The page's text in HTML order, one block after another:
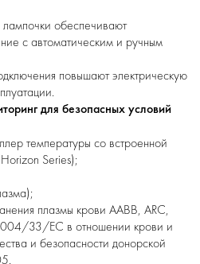
обеспечивают
с автоматическим и ручным
повышают электрическую
для безопасных условий
температуры со встроенной
Series);
плазмы крови AABB, ARC,
33/ЕС в отношении крови и
и безопасности донорской